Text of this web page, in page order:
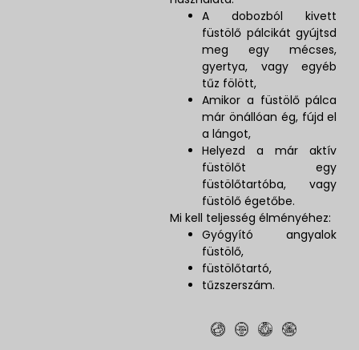
A dobozból kivett
füstölő pálcikát gyújtsd
meg egy mécses,
gyertya, vagy egyéb
tűz fölött,
Amikor a füstölő pálca
már önállóan ég, fújd el
a lángot,
Helyezd a már aktív
füstölőt egy
füstölőtartóba, vagy
füstölő égetőbe.
Mi kell teljesség élményéhez:
Gyógyító angyalok
füstölő,
füstölőtartó,
tűzszerszám.